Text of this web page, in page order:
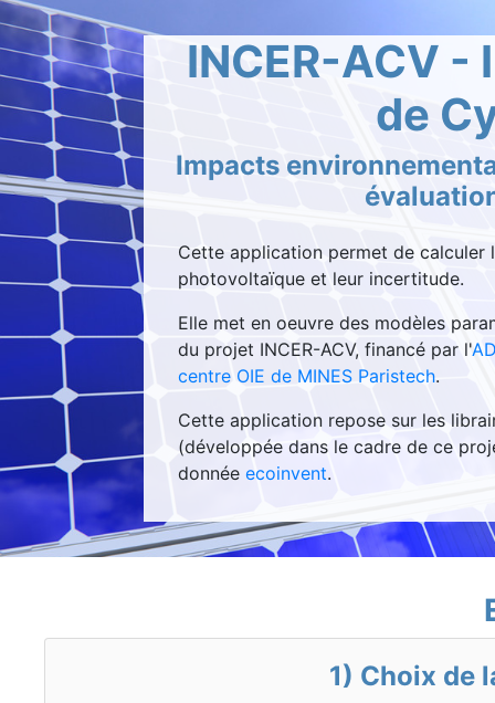
INCER-ACV
de
Impacts
Cette application permet de calculer
photovoltaïque et leur incertitude.
Elle met en oeuvre des modèles
du projet INCER-ACV, financé par l'
centre OIE de MINES Paristech.
Cette application repose sur les
(développée dans le cadre de ce
donnée ecoinvent.
1) Choix de